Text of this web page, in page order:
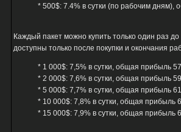
* 500$: 7.4% в сутки (по рабочим дням),
Каждый пакет можно купить только один раз
доступны только после покупки и окончания
* 1 000$: 7,5% в сутки, общая прибыль
* 2 000$: 7,6% в сутки, общая прибыль
* 5 000$: 7,7% в сутки, общая прибыль
* 10 000$: 7,8% в сутки, общая прибыль
* 15 000$: 7,9% в сутки, общая прибыль